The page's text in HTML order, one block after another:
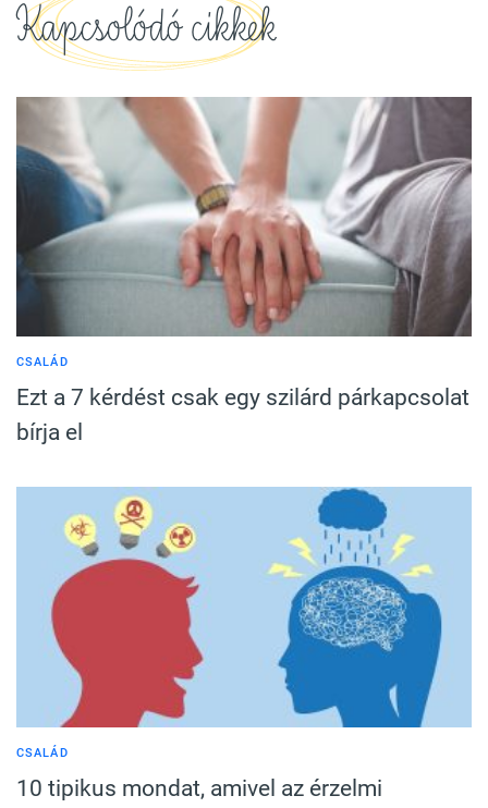
Kapcsolódó cikkek
CSALÁD
Ezt a 7 kérdést csak egy szilárd párkapcsolat
bírja el
CSALÁD
10 tipikus mondat, amivel az érzelmi